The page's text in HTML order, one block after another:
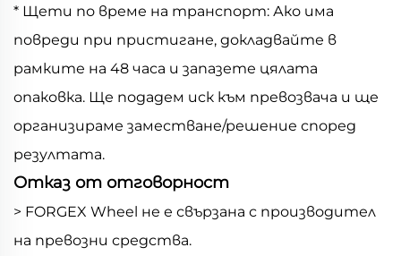
* Щети по време на транспорт: Ако има
повреди при пристигане, докладвайте в
рамките на 48 часа и запазете цялата
опаковка. Ще подадем иск към превозвача и ще
организираме заместване/решение според
резултата.
Отказ от отговорност
> FORGEX Wheel не е свързана с производител
на превозни средства.